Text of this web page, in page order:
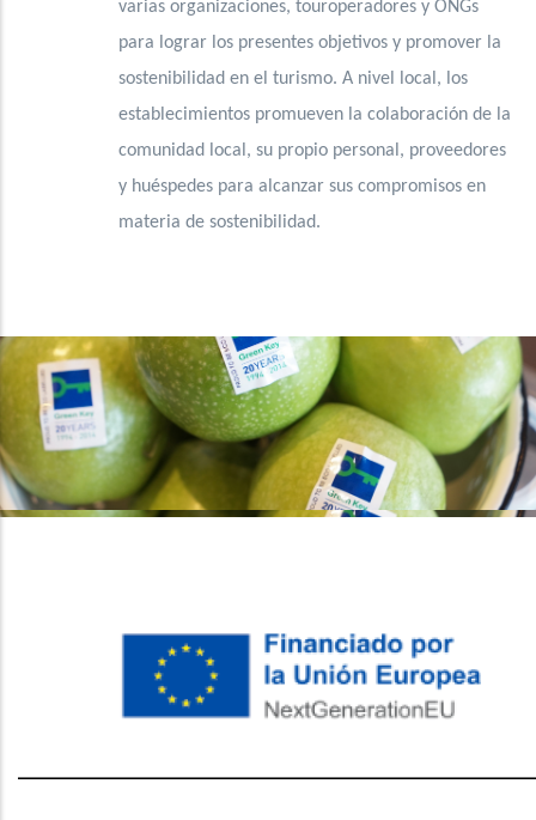
varias organizaciones, touroperadores y ONGs
para lograr los presentes objetivos y promover la
sostenibilidad en el turismo. A nivel local, los
establecimientos promueven la colaboración de la
comunidad local, su propio personal, proveedores
y huéspedes para alcanzar sus compromisos en
materia de sostenibilidad.
레딧 다운로드coloring pages printableinstagram reels